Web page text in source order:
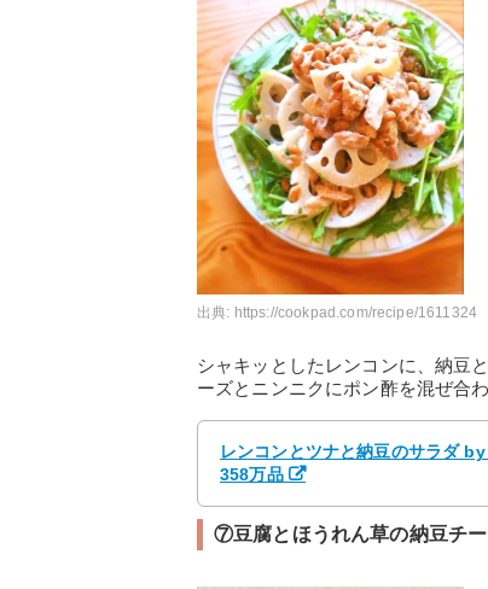
出典: https://cookpad.com/recipe/1611324
シャキッとしたレンコンに、納豆
ーズとニンニクにポン酢を混ぜ合
レンコンとツナと納豆のサラダ
358万品
⑦豆腐とほうれん草の納豆チ